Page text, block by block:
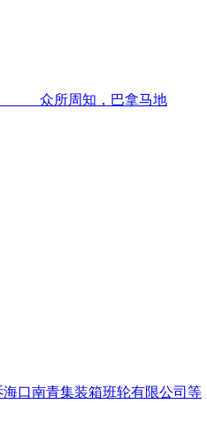
。 众所周知，巴拿马地
口南青集装箱班轮有限公司等